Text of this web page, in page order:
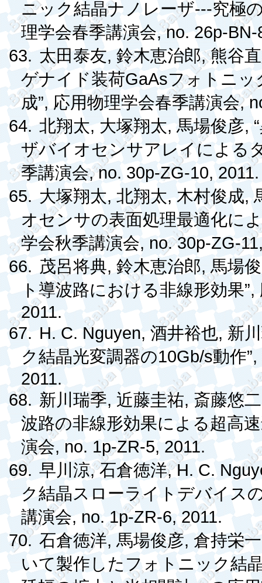
ニック結晶ナノレーザ---究極
理学会春季講演会, no. 26p-BN-
63. 太田泰友,鈴木恵治郎,熊谷
ゲナイド装荷GaAsフォトニッ
成”, 応用物理学会春季講演会,
64. 北翔太,大塚翔太,馬場俊彦, “
ザバイオセンサアレイによる
季講演会, no. 30p-ZG-10, 2011.
65. 大塚翔太,北翔太,木村俊成,
オセンサの表面処理最適化に
学会秋季講演会, no. 30p-ZG-
66. 茂呂将典,鈴木恵治郎, 馬場
ト導波路における非線形効果”,
2011.
67. H. C. Nguyen,酒井裕也,新
ク結晶光変調器の10Gb/s動作”,
2011.
68. 新川瑞季,近藤圭祐,斎藤悠二
波路の非線形効果による超高
演会, no. 1p-ZR-5, 2011.
69. 早川涼,石倉徳洋, H. C.
ク結晶スローライトデバイス
講演会, no. 1p-ZR-6, 2011.
70. 石倉徳洋,馬場俊彦,倉持栄一
いて製作したフォトニック結